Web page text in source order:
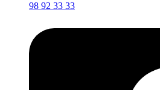
98 92 33 33